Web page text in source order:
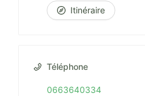
Itinéraire
Téléphone
0663640334